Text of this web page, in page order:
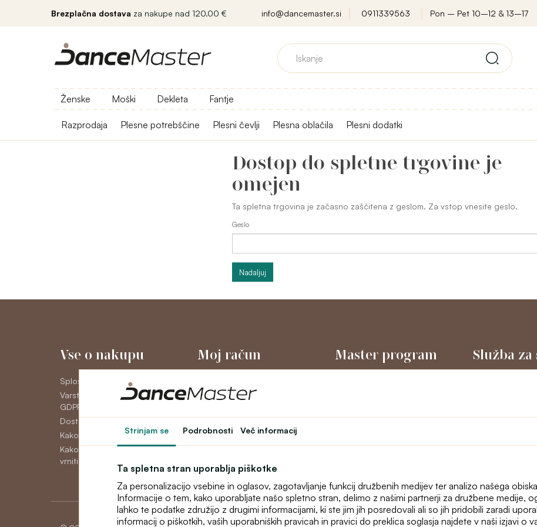
Strinjam se Podrobnosti Več informacij
Ta spletna stran uporablja piškotke
Za personalizacijo vsebine in oglasov, zagotavljanje funkcij družbenih medijev ter analizo našega
Informacije o tem, kako uporabljate našo spletno stran, delimo z našimi partnerji za družbene medije,
lahko te podatke združijo z drugimi informacijami, ki ste jim jih posredovali ali so jih pridobili zaradi
informacij o piškotkih, vaših uporabniških pravicah in pravici do preklica soglasja najdete v naši izjavi o
Brezplačna dostava za nakupe nad 120.00 € info@dancemaster.si 0911339563 Pon – Pet 10–12 & 13–17
Ženske Moški Dekleta Fantje
Razprodaja Plesne potrebščine Plesni čevlji Plesna oblačila Plesni dodatki
Dostop do spletne trgovine je
omejen
Ta spletna trgovina je začasno zaščitena z geslom. Za vstop vnesite geslo.
Geslo
Nadaljuj
Vse o nakupu
Splošni poslovni pogoji
Varstvo osebnih podatkov
GDPR
Dostava
Kako plačati
Kako reklamirati, zamenjati ali
vrniti blago
Moj račun
Zgodovina naročil
Master program Služba